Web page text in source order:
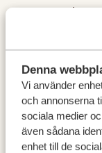
Denna
Vi använder
och annonserna
sociala medier
även sådana
enhet till de
fiskebyar. Njut
oförglömligt
BOENDE:
SILVER
GOLD
PLATINUM